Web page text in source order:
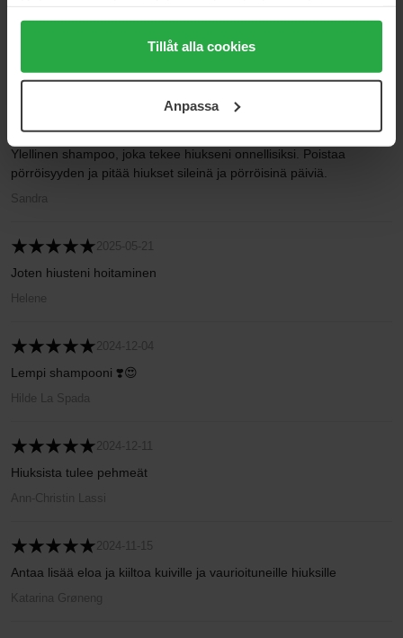
Genom att trycka på "Tillåt alla cookies" accepterar du
alla cookies, medan du under "Detaljer" kan anpassa
användningen av cookies. Du kan när som helst återkalla
samt vår Integritetspolicy.
Tillåt alla cookies
Anpassa
Tein hiuksistani paremmat ja terveemmät
Elin
2025-09-25
Ylellinen shampoo, joka tekee hiukseni onnellisiksi. Poistaa
pörröisyyden ja pitää hiukset sileinä ja pörröisinä päiviä.
Sandra
2025-05-21
Joten hiusteni hoitaminen
Helene
2024-12-04
Lempi shampooni ❣️😍
Hilde La Spada
2024-12-11
Hiuksista tulee pehmeät
Ann-Christin Lassi
2024-11-15
Antaa lisää eloa ja kiiltoa kuiville ja vaurioituneille hiuksille
Katarina Grøneng